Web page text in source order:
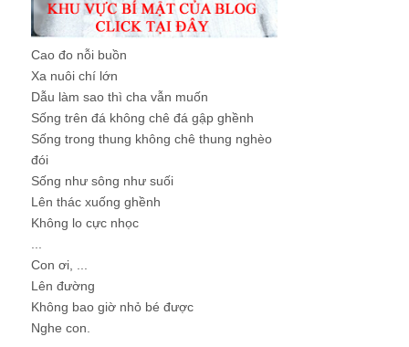
Cao đo nỗi buồn
Xa nuôi chí lớn
Dẫu làm sao thì cha vẫn muốn
Sống trên đá không chê đá gập ghềnh
Sống trong thung không chê thung nghèo
đói
Sống như sông như suối
Lên thác xuống ghềnh
Không lo cực nhọc
Con ơi, ...
Lên đường
Không bao giờ nhỏ bé được
Nghe con.